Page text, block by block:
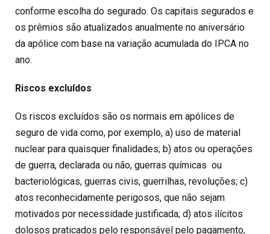
conforme escolha do segurado. Os capitais segurados e
os prêmios são atualizados anualmente no aniversário
da apólice com base na variação acumulada do IPCA no
ano.
Riscos excluídos
Os riscos excluídos são os normais em apólices de
seguro de vida como, por exemplo, a) uso de material
nuclear para quaisquer finalidades; b) atos ou operações
de guerra, declarada ou não, guerras químicas ou
bacteriológicas, guerras civis, guerrilhas, revoluções; c)
atos reconhecidamente perigosos, que não sejam
motivados por necessidade justificada; d) atos ilícitos
dolosos praticados pelo responsável pelo pagamento,